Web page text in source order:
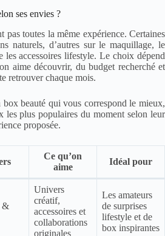
ses envies ?
pas toutes la même expérience. Certaines
naturels, d’autres sur le maquillage, le
les accessoires lifestyle. Le choix dépend
aime découvrir, du budget recherché et
retrouver chaque mois.
beauté qui vous correspond le mieux,
les plus populaires du moment selon leur
proposée.
Ce qu’on
aime
Idéal pour
&
Univers
créatif,
accessoires et
collaborations
originales
Les amateurs
de surprises
lifestyle et de
box inspirantes